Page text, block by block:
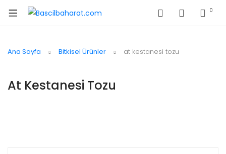
0
Ana Sayfa Bitkisel Ürünler at kestanesi tozu
At Kestanesi Tozu